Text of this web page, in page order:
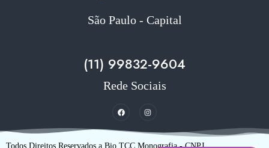
São Paulo - Capital
(11) 99832-9604
Rede Sociais
Todos Direitos Reservados a Bio TCC Monografia - CNPJ